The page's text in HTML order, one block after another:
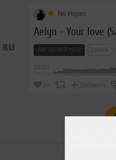
No Hopes
Aelyn - Your love
Авторский трек Trance
16 Добавить